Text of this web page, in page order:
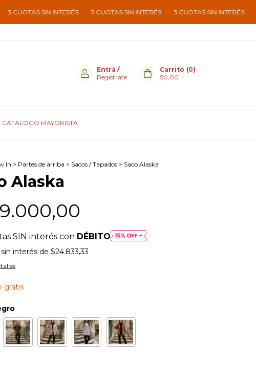
SIN INTERÉS 3 CUOTAS SIN INTERÉS 3 CUOTAS SIN INTERÉS 3
Entrá /
Registráte
Carrito (0)
$0,00
CATALOGO MAYORISTA
In > Partes de arriba > Sacos / Tapados > Saco Alaska
Alaska
SIN interés con DÉBITO
interés de $24.833,33
gratis